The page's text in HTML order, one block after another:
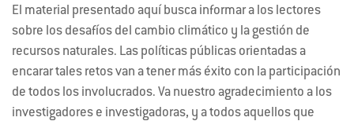
El material presentado aquí busca informar a los lectores
sobre los desafíos del cambio climático y la gestión de
recursos naturales. Las políticas públicas orientadas a
encarar tales retos van a tener más éxito con la participación
de todos los involucrados. Va nuestro agradecimiento a los
investigadores e investigadoras, y a todos aquellos que